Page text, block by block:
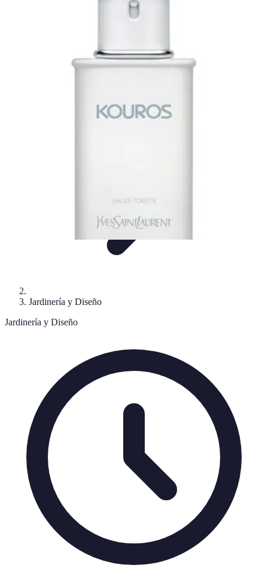
Jardinería
Jardinería y Diseño
Jardinería y Diseño